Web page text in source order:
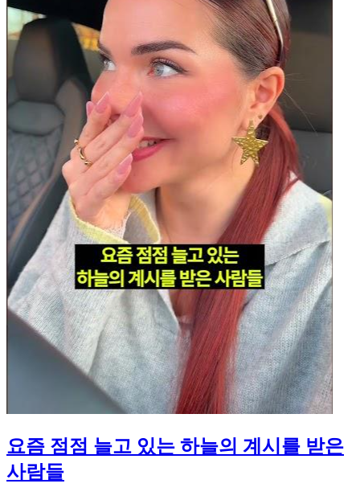
요즘 점점 늘고 있는 하늘의 계시를 받은
사람들